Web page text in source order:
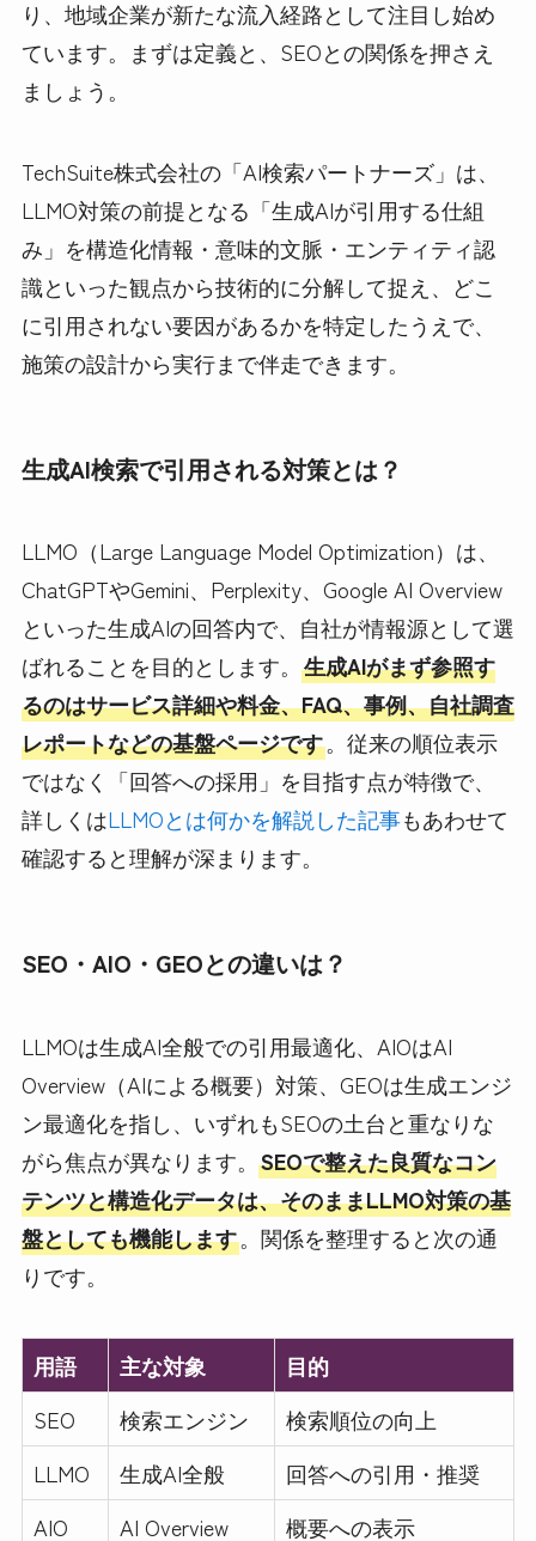
り、地域企業が新たな流入経路として注目し始め
ています。まずは定義と、SEOとの関係を押さえ
ましょう。
TechSuite株式会社の「AI検索パートナーズ」は、
LLMO対策の前提となる「生成AIが引用する仕組
み」を構造化情報・意味的文脈・エンティティ認
識といった観点から技術的に分解して捉え、どこ
に引用されない要因があるかを特定したうえで、
施策の設計から実行まで伴走できます。
生成AI検索で引用される対策とは？
LLMO（Large Language Model Optimization）は、
ChatGPTやGemini、Perplexity、Google AI Overview
といった生成AIの回答内で、自社が情報源として選
ばれることを目的とします。 生成AIがまず参照す
るのはサービス詳細や料金、FAQ、事例、自社調査
レポートなどの基盤ページです。従来の順位表示
ではなく「回答への採用」を目指す点が特徴で、
詳しくはLLMOとは何かを解説した記事もあわせて
確認すると理解が深まります。
SEO・AIO・GEOとの違いは？
LLMOは生成AI全般での引用最適化、AIOはAI
Overview（AIによる概要）対策、GEOは生成エンジ
ン最適化を指し、いずれもSEOの土台と重なりな
がら焦点が異なります。 SEOで整えた良質なコン
テンツと構造化データは、そのままLLMO対策の基
盤としても機能します。関係を整理すると次の通
りです。
用語 主な対象
目的
SEO
検索エンジン
検索順位の向上
LLMO
生成AI全般
回答への引用・推奨
AIO
AI Overview
概要への表示